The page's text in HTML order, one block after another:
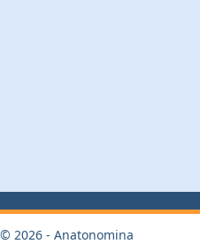
© 2026 - Anatonomina